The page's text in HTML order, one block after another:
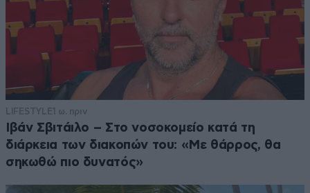
LIFESTYLE1 ω. πριν
Ιβάν Σβιτάιλο – Στο νοσοκομείο κατά τη
διάρκεια των διακοπών του: «Με θάρρος, θα
σηκωθώ πιο δυνατός»